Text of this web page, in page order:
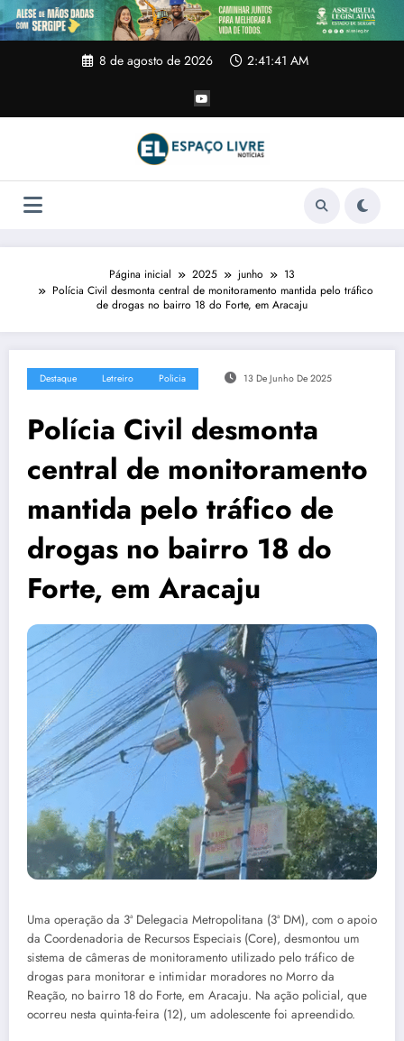
Pular
para
o
8 de agosto de 2026 2:41:42 AM
Página inicial 2025 junho
13
Polícia Civil desmonta central de monitoramento mantida pelo tráfico
de drogas no bairro 18 do Forte, em Aracaju
Destaque Letreiro Policia 13 De Junho De 2025
Polícia Civil desmonta
central de monitoramento
mantida pelo tráfico de
drogas no bairro 18 do
Forte, em Aracaju
Uma operação da 3ª Delegacia Metropolitana (3ª DM), com o apoio
da Coordenadoria de Recursos Especiais (Core), desmontou um
sistema de câmeras de monitoramento utilizado pelo tráfico de
drogas para monitorar e intimidar moradores no Morro da
Reação, no bairro 18 do Forte, em Aracaju. Na ação policial, que
ocorreu nesta quinta-feira (12), um adolescente foi apreendido.